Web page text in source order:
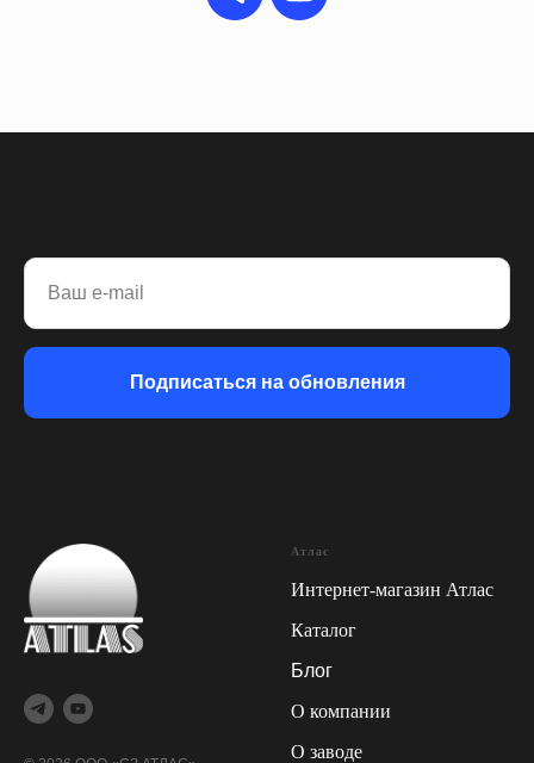
Ваш e-mail
Подписаться на обновления
Атлас
Интернет-магазин Атлас
Каталог
Блог
О компании
О заводе